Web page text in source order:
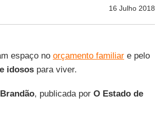
16 Julho 2018
espaço no orçamento familiare pelo
idosospara viver.
, publicada por O Estado de